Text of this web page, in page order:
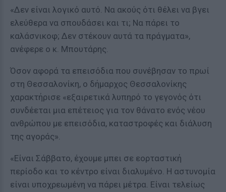
«Δεν είναι λογικό αυτό. Να ακούς ότι θέλει να βγει
ελεύθερα να σπουδάσει και τι; Να πάρει το
καλάσνικοφ; Δεν στέκουν αυτά τα πράγματα»,
ανέφερε ο κ. Μπουτάρης.
Όσον αφορά τα επεισόδια που συνέβησαν το πρωί
στη Θεσσαλονίκη, ο δήμαρχος Θεσσαλονίκης
χαρακτήρισε «εξαιρετικά λυπηρό το γεγονός ότι
συνδέεται μια επέτειος για τον θάνατο ενός νέου
ανθρώπου με επεισόδια, καταστροφές και διάλυση
της αγοράς».
«Είναι Σάββατο, έχουμε μπει σε εορταστική
περίοδο και το κέντρο είναι διαλυμένο. Η αστυνομία
είναι υποχρεωμένη να πάρει μέτρα. Είναι τελείως